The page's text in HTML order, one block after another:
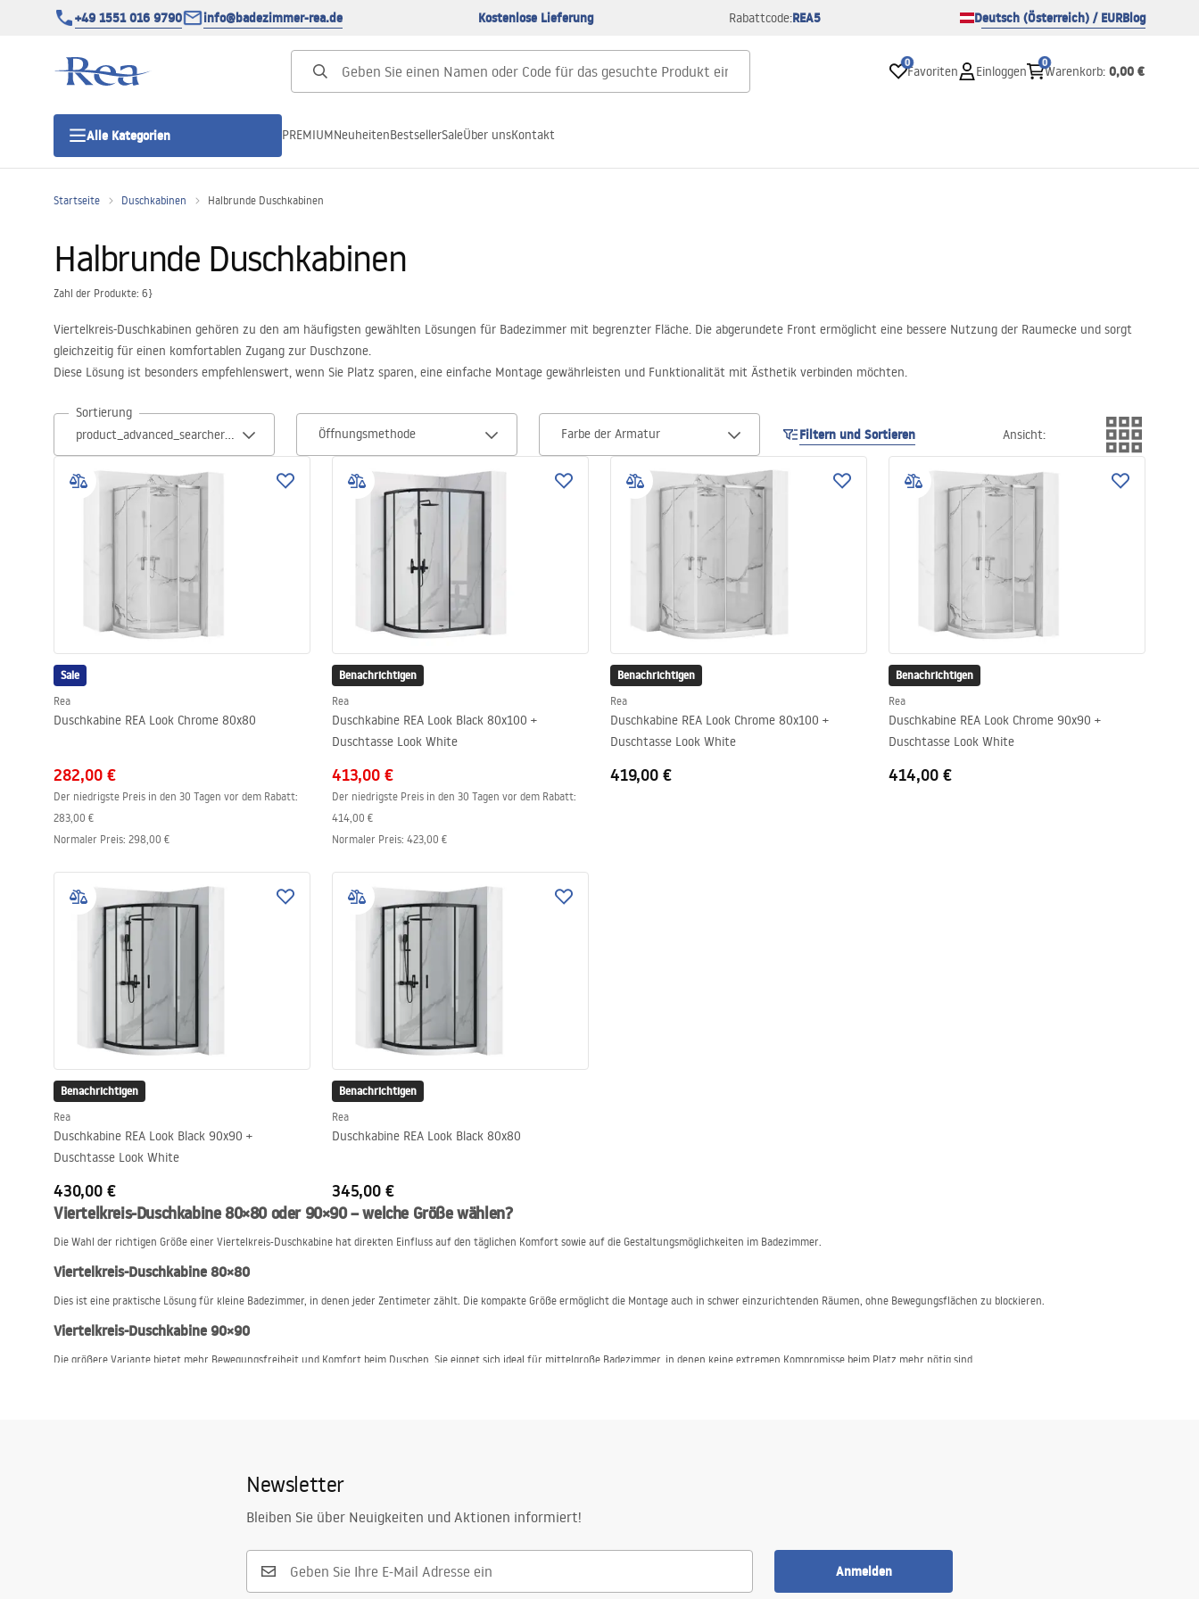
+49 1551 016 9790 info@badezimmer-rea.de Kostenlose Lieferung Rabattcode:REA5 Deutsch (Österreich) / EURBlog
0
Favoriten Einloggen
0
Warenkorb: 0,00 €
Alle Kategorien
Duschtüren
Duschrinnen
Toiletten
Waschbecken
Wannen und
Badewannenaufsätze
Badarmaturen
PREMIUMNeuheitenBestsellerSaleÜber unsKontakt
Startseite Duschkabinen Halbrunde Duschkabinen
Halbrunde Duschkabinen
Zahl der Produkte: 6}
Viertelkreis-Duschkabinen gehören zu den am häufigsten gewählten Lösungen für Badezimmer mit begrenzter Fläche. Die abgerundete Front ermöglicht eine bessere Nutzung der Raumecke und sorgt
gleichzeitig für einen komfortablen Zugang zur Duschzone.
Diese Lösung ist besonders empfehlenswert, wenn Sie Platz sparen, eine einfache Montage gewährleisten und Funktionalität mit Ästhetik verbinden möchten.
Sortierung
Öffnungsmethode
Farbe der Armatur Filtern und Sortieren Ansicht:
Sale
Rea
Duschkabine REA Look Chrome 80x80
282,00 €
Der niedrigste Preis in den 30 Tagen vor dem Rabatt:
283,00 €
Normaler Preis: 298,00 €
Benachrichtigen
Rea
Duschkabine REA Look Black 80x100 +
Duschtasse Look White
413,00 €
Der niedrigste Preis in den 30 Tagen vor dem Rabatt:
414,00 €
Normaler Preis: 423,00 €
Benachrichtigen
Rea
Duschkabine REA Look Chrome 80x100 +
Duschtasse Look White
419,00 €
Benachrichtigen
Rea
Duschkabine REA Look Chrome 90x90 +
Duschtasse Look White
414,00 €
Benachrichtigen
Rea
Duschkabine REA Look Black 90x90 +
Duschtasse Look White
430,00 €
Benachrichtigen
Rea
Duschkabine REA Look Black 80x80
345,00 €
Viertelkreis-Duschkabine 80×80 oder 90×90 – welche Größe wählen?
Die Wahl der richtigen Größe einer Viertelkreis-Duschkabine hat direkten Einfluss auf den täglichen Komfort sowie auf die Gestaltungsmöglichkeiten im Badezimmer.
Viertelkreis-Duschkabine 80×80
Dies ist eine praktische Lösung für kleine Badezimmer, in denen jeder Zentimeter zählt. Die kompakte Größe ermöglicht die Montage auch in schwer einzurichtenden Räumen, ohne Bewegungsflächen zu blockieren.
Viertelkreis-Duschkabine 90×90
Die größere Variante bietet mehr Bewegungsfreiheit und Komfort beim Duschen. Sie eignet sich ideal für mittelgroße Badezimmer, in denen keine extremen Kompromisse beim Platz mehr nötig sind.
aus gehärtetem Glas mit hoher Widerstandsfähigkeit gegen mechanische Beschädigungen und Mattwerden,
geeignet für die Montage mit niedriger oder hoher Duschwanne,
mit Schiebetüren ausgestattet, die keinen zusätzlichen Platz benötigen,
Dadurch eignen sich Viertelkreis-Duschkabinen sowohl für moderne als auch für klassische Badezimmergestaltungen.
Newsletter
Bleiben Sie über Neuigkeiten und Aktionen informiert!
Anmelden